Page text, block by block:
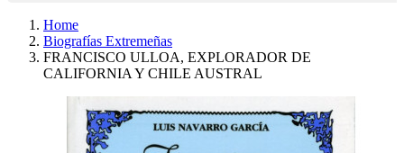
Home
Biografías Extremeñas
FRANCISCO ULLOA, EXPLORADOR DE
CALIFORNIA Y CHILE AUSTRAL